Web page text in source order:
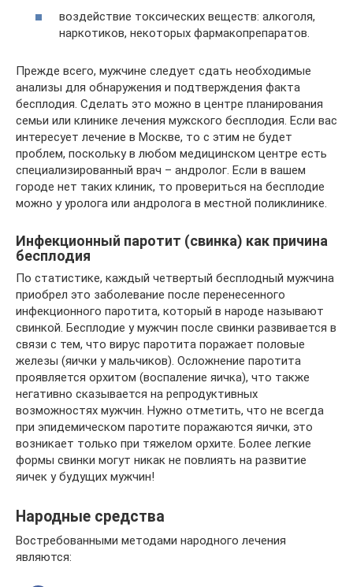
воздействие токсических веществ: алкоголя,
наркотиков, некоторых фармакопрепаратов.
Прежде всего, мужчине следует сдать необходимые
анализы для обнаружения и подтверждения факта
бесплодия. Сделать это можно в центре планирования
семьи или клинике лечения мужского бесплодия. Если вас
интересует лечение в Москве, то с этим не будет
проблем, поскольку в любом медицинском центре есть
специализированный врач – андролог. Если в вашем
городе нет таких клиник, то провериться на бесплодие
можно у уролога или андролога в местной поликлинике.
Инфекционный паротит (свинка) как причина
бесплодия
По статистике, каждый четвертый бесплодный мужчина
приобрел это заболевание после перенесенного
инфекционного паротита, который в народе называют
свинкой. Бесплодие у мужчин после свинки развивается в
связи с тем, что вирус паротита поражает половые
железы (яички у мальчиков). Осложнение паротита
проявляется орхитом (воспаление яичка), что также
негативно сказывается на репродуктивных
возможностях мужчин. Нужно отметить, что не всегда
при эпидемическом паротите поражаются яички, это
возникает только при тяжелом орхите. Более легкие
формы свинки могут никак не повлиять на развитие
яичек у будущих мужчин!
Народные средства
Востребованными методами народного лечения
являются: